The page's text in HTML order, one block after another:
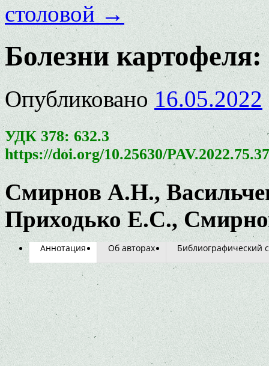
столовой→
Болезни картофеля:
Опубликовано 16.05.2022
УДК 378: 632.3
https://doi.org/10.25630/
Смирнов А.Н.,
Приходько Е.С.,
Аннотация Об авторах Библиографический